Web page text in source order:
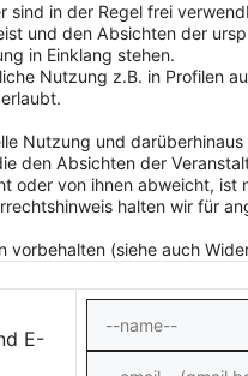
sind in der Regel frei
und den Absichten der
in Einklang stehen.
Nutzung z.B. in Profilen
Nutzung und
den Absichten der
oder von ihnen abweicht, ist
halten wir für
vorbehalten (siehe auch
E-